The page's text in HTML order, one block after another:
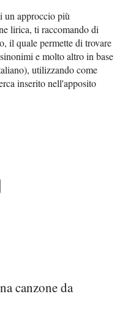
approccio più
lirica, ti raccomando di
il quale permette di trovare
e molto altro in base
utilizzando come
inserito nell'apposito
canzone da